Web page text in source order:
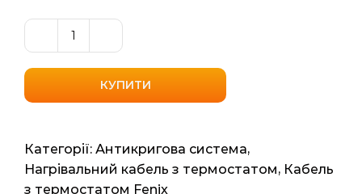
Нагрівальний
кабель
вбудованим
Fenix
(Чехія)
PFP
КУПИТИ
Категорії: Антикригова система,
Нагрівальний кабель з термостатом, Кабель
з термостатом Fenix